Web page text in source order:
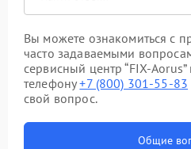
Вы можете ознакомиться с
часто задаваемыми
сервисный центр “FIX-
телефону+7 (800) 301-55-83
свой вопрос.
Общие